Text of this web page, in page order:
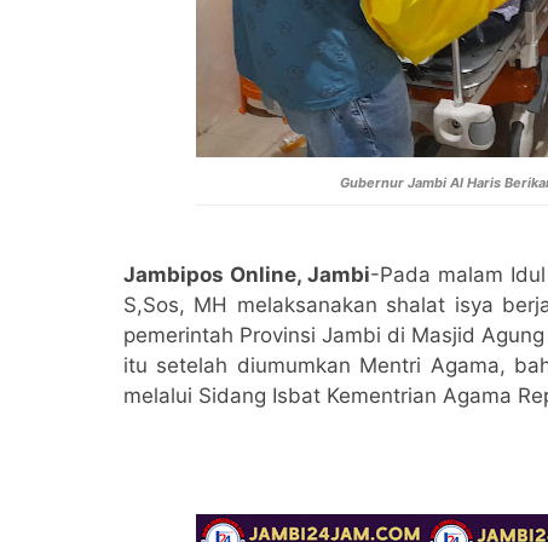
Gubernur Jambi Al Haris
Jambipos Online, Jambi-Pada malam
S,Sos, MH melaksanakan shalat isya
pemerintah Provinsi Jambi di Masjid
itu setelah diumumkan Mentri Agama,
melalui Sidang Isbat Kementrian Agama